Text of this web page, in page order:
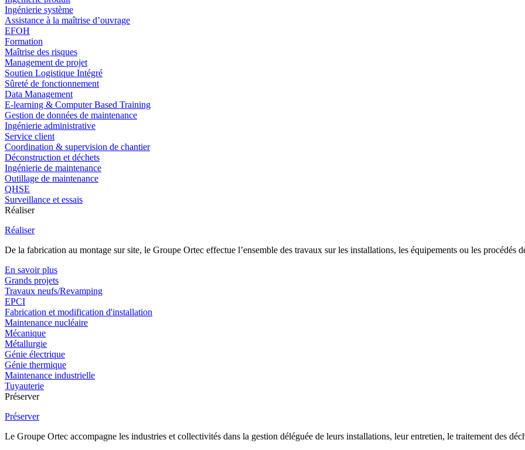
Ingénierie système
Assistance à la maîtrise d’ouvrage
EFOH
Formation
Maîtrise des risques
Management de projet
Soutien Logistique Intégré
Sûreté de fonctionnement
Data Management
E-learning & Computer Based Training
Gestion de données de maintenance
Ingénierie administrative
Service client
Coordination & supervision de chantier
Déconstruction et déchets
Ingénierie de maintenance
Outillage de maintenance
QHSE
Surveillance et essais
Réaliser
Réaliser
De la fabrication au montage sur site, le Groupe Ortec effectue l’ensemble des travaux sur les installations, les équipements ou les procédés
En savoir plus
Grands projets
Travaux neufs/Revamping
EPCI
Fabrication et modification d'installation
Maintenance nucléaire
Mécanique
Métallurgie
Génie électrique
Génie thermique
Maintenance industrielle
Tuyauterie
Préserver
Préserver
Le Groupe Ortec accompagne les industries et collectivités dans la gestion déléguée de leurs installations, leur entretien, le traitement des